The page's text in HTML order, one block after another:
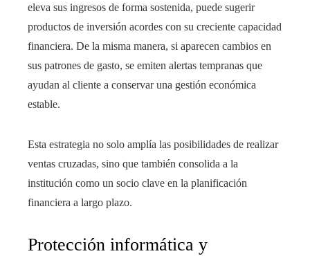
eleva sus ingresos de forma sostenida, puede sugerir
productos de inversión acordes con su creciente capacidad
financiera. De la misma manera, si aparecen cambios en
sus patrones de gasto, se emiten alertas tempranas que
ayudan al cliente a conservar una gestión económica
estable.
Esta estrategia no solo amplía las posibilidades de realizar
ventas cruzadas, sino que también consolida a la
institución como un socio clave en la planificación
financiera a largo plazo.
Protección informática y